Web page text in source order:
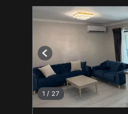
1 / 27
Previous